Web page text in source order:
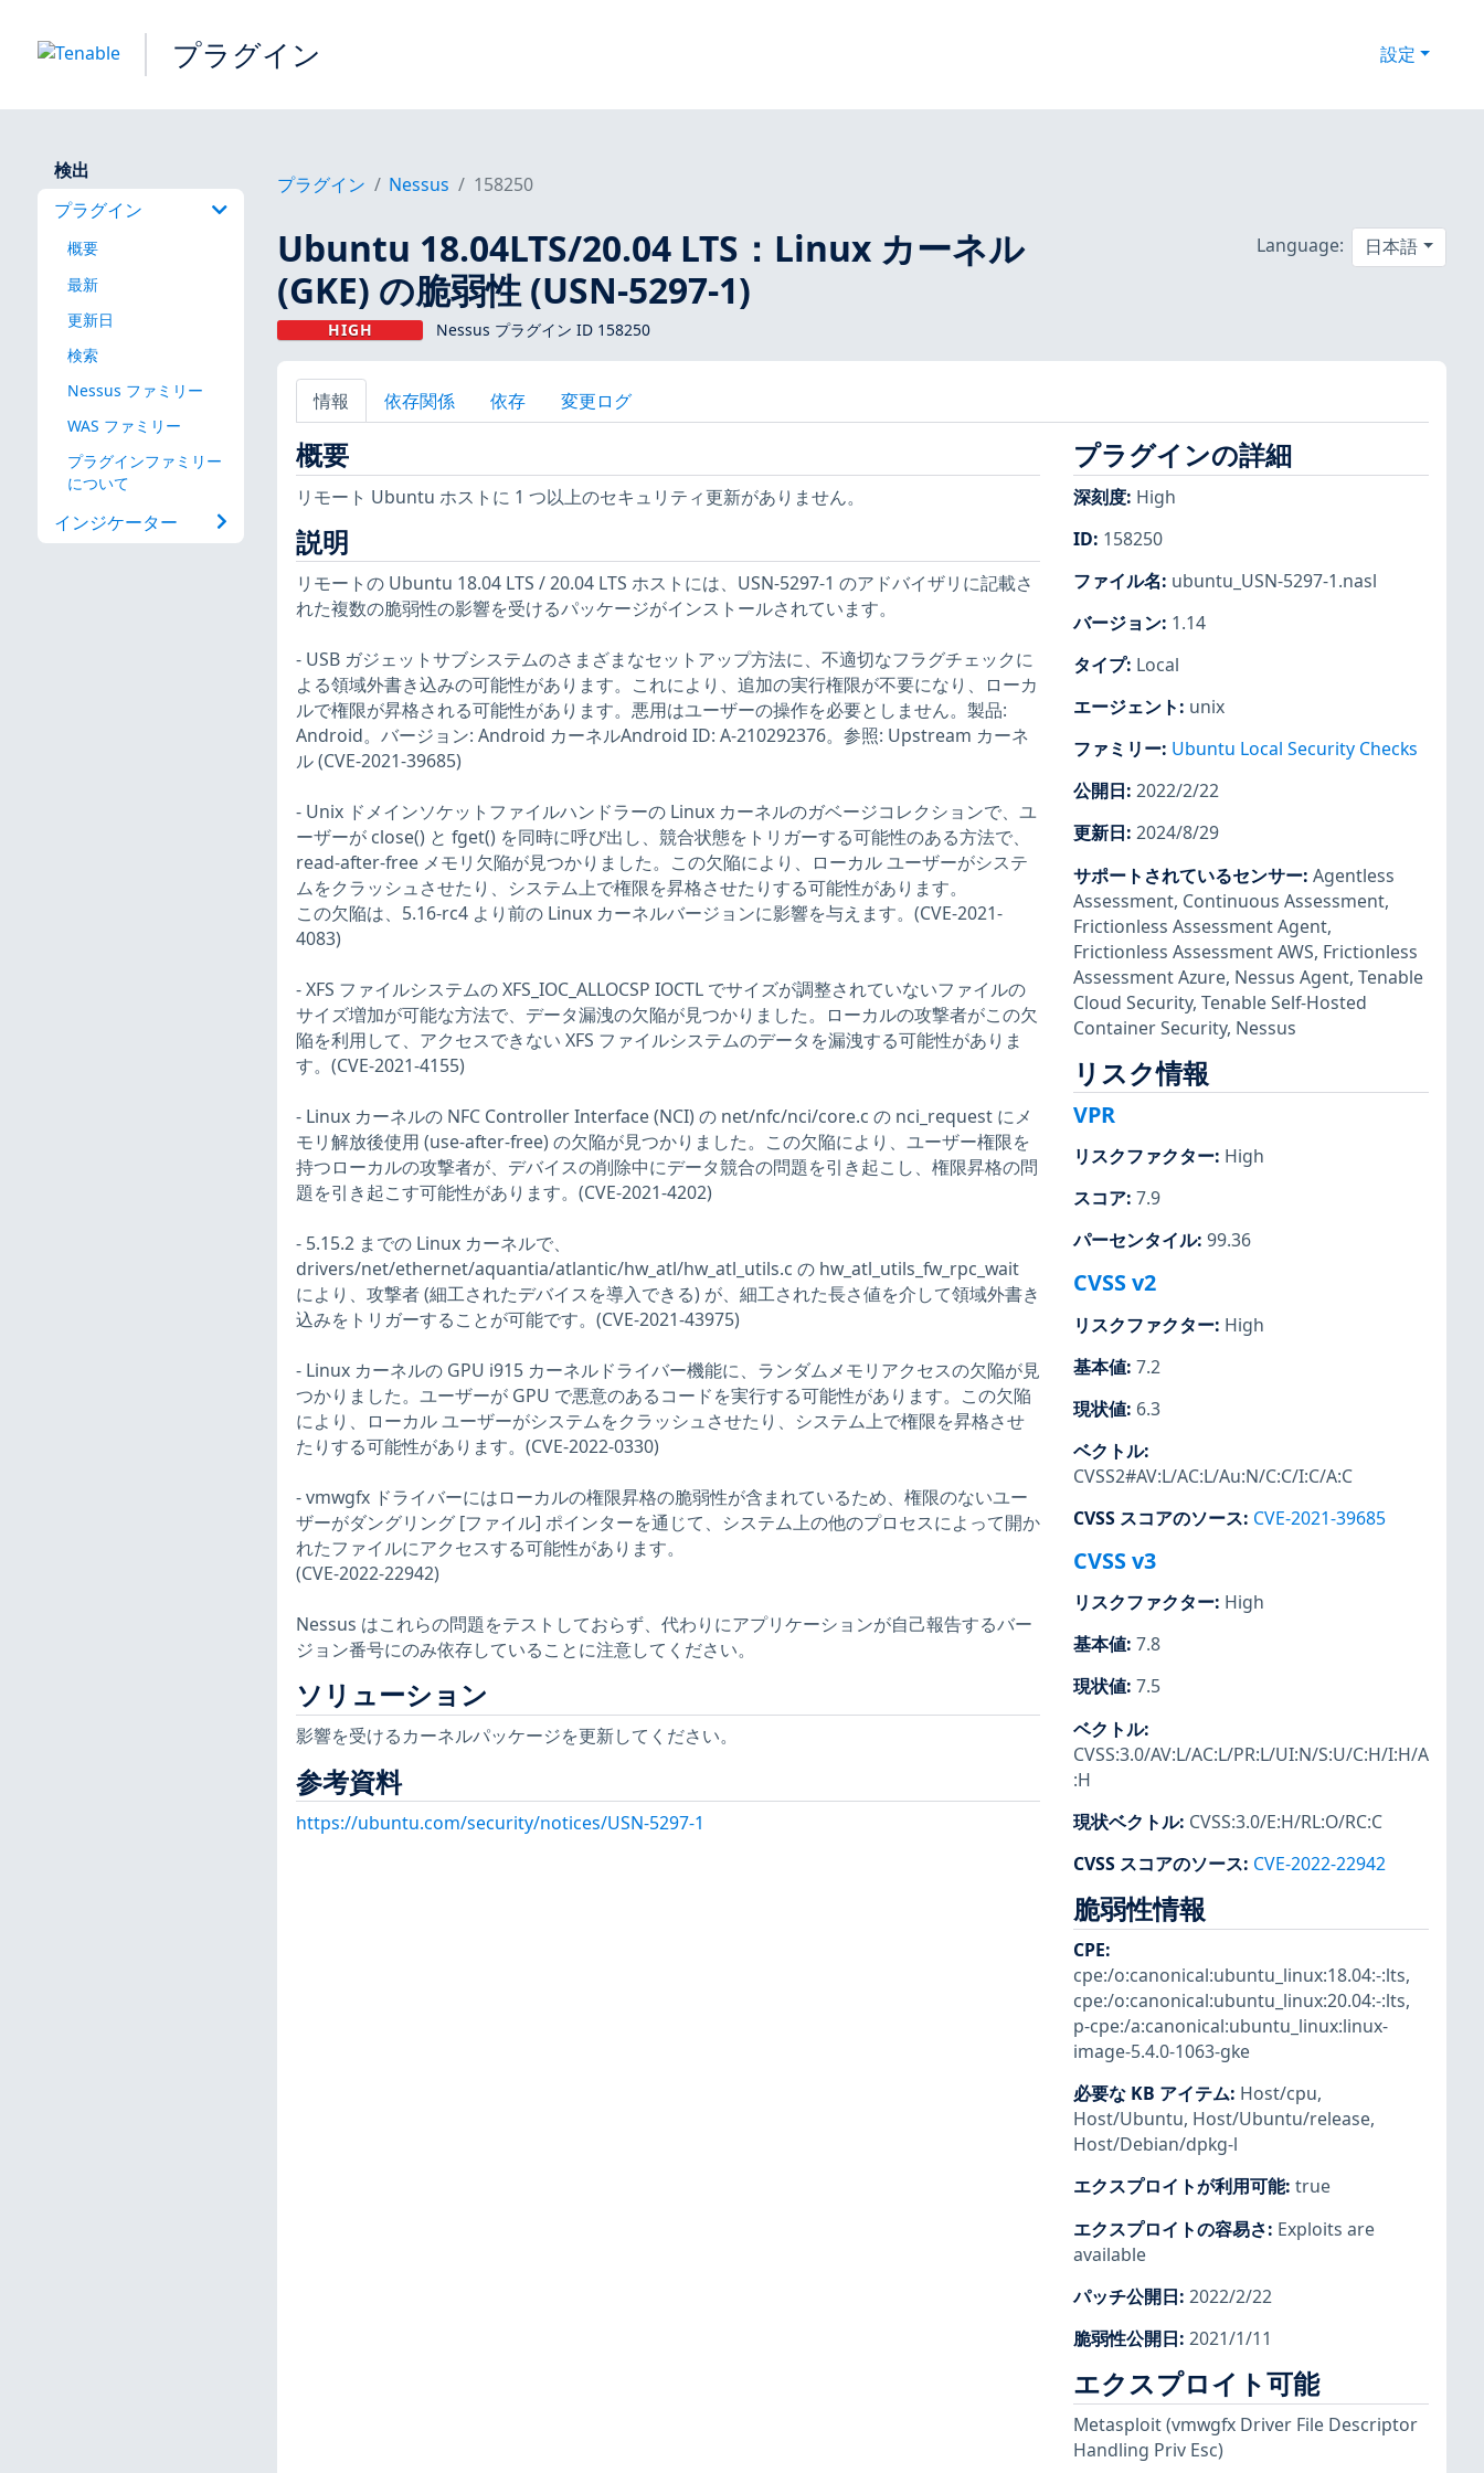
プラグイン 設定
検出
プラグイン
概要
最新
更新日
検索
Nessus ファミリー
WAS ファミリー
プラグインファミリー
について
インジケーター
プラグイン Nessus 158250
Ubuntu 18.04LTS/20.04 LTS：Linux カーネル
(GKE) の脆弱性 (USN-5297-1)
HIGH Nessus プラグイン ID 158250
Language: 日本語
情報 依存関係 依存 変更ログ
概要
リモート Ubuntu ホストに 1 つ以上のセキュリティ更新がありません。
説明
リモートの Ubuntu 18.04 LTS / 20.04 LTS ホストには、USN-5297-1 のアドバイザリに記載さ
れた複数の脆弱性の影響を受けるパッケージがインストールされています。
- USB ガジェットサブシステムのさまざまなセットアップ方法に、不適切なフラグチェックに
よる領域外書き込みの可能性があります。これにより、追加の実行権限が不要になり、ローカ
ルで権限が昇格される可能性があります。悪用はユーザーの操作を必要としません。製品:
Android。バージョン: Android カーネルAndroid ID: A-210292376。参照: Upstream カーネ
ル (CVE-2021-39685)
- Unix ドメインソケットファイルハンドラーの Linux カーネルのガベージコレクションで、ユ
ーザーが close() と fget() を同時に呼び出し、競合状態をトリガーする可能性のある方法で、
read-after-free メモリ欠陥が見つかりました。この欠陥により、ローカル ユーザーがシステ
ムをクラッシュさせたり、システム上で権限を昇格させたりする可能性があります。
この欠陥は、5.16-rc4 より前の Linux カーネルバージョンに影響を与えます。(CVE-2021-
4083)
- XFS ファイルシステムの XFS_IOC_ALLOCSP IOCTL でサイズが調整されていないファイルの
サイズ増加が可能な方法で、データ漏洩の欠陥が見つかりました。ローカルの攻撃者がこの欠
陥を利用して、アクセスできない XFS ファイルシステムのデータを漏洩する可能性がありま
す。(CVE-2021-4155)
- Linux カーネルの NFC Controller Interface (NCI) の net/nfc/nci/core.c の nci_request にメ
モリ解放後使用 (use-after-free) の欠陥が見つかりました。この欠陥により、ユーザー権限を
持つローカルの攻撃者が、デバイスの削除中にデータ競合の問題を引き起こし、権限昇格の問
題を引き起こす可能性があります。(CVE-2021-4202)
- 5.15.2 までの Linux カーネルで、
drivers/net/ethernet/aquantia/atlantic/hw_atl/hw_atl_utils.c の hw_atl_utils_fw_rpc_wait
により、攻撃者 (細工されたデバイスを導入できる) が、細工された長さ値を介して領域外書き
込みをトリガーすることが可能です。(CVE-2021-43975)
- Linux カーネルの GPU i915 カーネルドライバー機能に、ランダムメモリアクセスの欠陥が見
つかりました。ユーザーが GPU で悪意のあるコードを実行する可能性があります。この欠陥
により、ローカル ユーザーがシステムをクラッシュさせたり、システム上で権限を昇格させ
たりする可能性があります。(CVE-2022-0330)
- vmwgfx ドライバーにはローカルの権限昇格の脆弱性が含まれているため、権限のないユー
ザーがダングリング [ファイル] ポインターを通じて、システム上の他のプロセスによって開か
れたファイルにアクセスする可能性があります。
(CVE-2022-22942)
Nessus はこれらの問題をテストしておらず、代わりにアプリケーションが自己報告するバー
ジョン番号にのみ依存していることに注意してください。
ソリューション
影響を受けるカーネルパッケージを更新してください。
参考資料
https://ubuntu.com/security/notices/USN-5297-1
プラグインの詳細
深刻度: High
ID: 158250
ファイル名: ubuntu_USN-5297-1.nasl
バージョン: 1.14
タイプ: Local
エージェント: unix
ファミリー: Ubuntu Local Security Checks
公開日: 2022/2/22
更新日: 2024/8/29
サポートされているセンサー: Agentless
Assessment, Continuous Assessment,
Frictionless Assessment Agent,
Frictionless Assessment AWS, Frictionless
Assessment Azure, Nessus Agent, Tenable
Cloud Security, Tenable Self-Hosted
Container Security, Nessus
リスク情報
VPR
リスクファクター: High
スコア: 7.9
パーセンタイル: 99.36
CVSS v2
リスクファクター: High
基本値: 7.2
現状値: 6.3
ベクトル:
CVSS2#AV:L/AC:L/Au:N/C:C/I:C/A:C
CVSS スコアのソース: CVE-2021-39685
CVSS v3
リスクファクター: High
基本値: 7.8
現状値: 7.5
ベクトル:
CVSS:3.0/AV:L/AC:L/PR:L/UI:N/S:U/C:H/I:H/A
:H
現状ベクトル: CVSS:3.0/E:H/RL:O/RC:C
CVSS スコアのソース: CVE-2022-22942
脆弱性情報
CPE:
cpe:/o:canonical:ubuntu_linux:18.04:-:lts,
cpe:/o:canonical:ubuntu_linux:20.04:-:lts,
p-cpe:/a:canonical:ubuntu_linux:linux-
image-5.4.0-1063-gke
必要な KB アイテム: Host/cpu,
Host/Ubuntu, Host/Ubuntu/release,
Host/Debian/dpkg-l
エクスプロイトが利用可能: true
エクスプロイトの容易さ: Exploits are
available
パッチ公開日: 2022/2/22
脆弱性公開日: 2021/1/11
エクスプロイト可能
Metasploit(vmwgfx Driver File Descriptor
Handling Priv Esc)